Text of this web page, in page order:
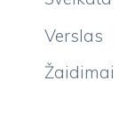
Verslas
Žaidimai